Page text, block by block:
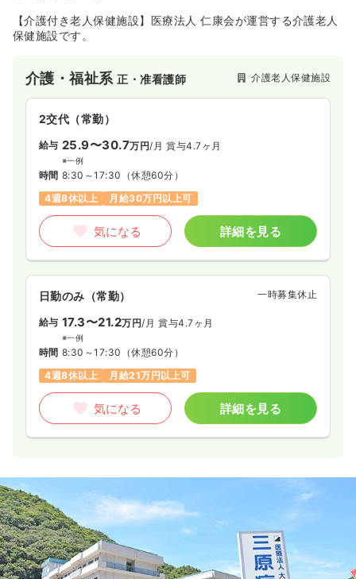
気になる 詳細を見る
日勤のみ（パート） 一時募集休止
給与 時給1,400
オンコールあり
気になる
給与 お問い合わせください
時間 16:30～9:00
オンコールあり
第二新卒可
気になる
外来 正・准看護師 一般病院
時間 8:30～17:30（休憩60分）
第二新卒可
月給24万円以上可
気になる 詳細を見る
【介護付き老人保健施設】医療法人 仁康会が運営する介護老人
保健施設です。
介護・福祉系正・准看護師 介護老人保健施設
2交代（常勤）
給与 25.9〜30.7万円/月 賞与4.7ヶ月
※一例
時間 8:30～17:30 （休憩60分）
4週8休以上
月給30万円以上可
気になる 詳細を見る
日勤のみ（常勤） 一時募集休止
給与 17.3〜21.2万円/月 賞与4.7ヶ月
※一例
時間 8:30～17:30 （休憩60分）
4週8休以上
月給21万円以上可
気になる 詳細を見る